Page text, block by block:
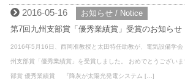
2016-05-16 お知らせ / Notice
第7回九州支部賞「優秀業績賞」受賞のお知らせ
2016年5月16日、西岡准教授と太田特任助教が、電気設備学
州支部賞「優秀業績賞」を受賞しました。 おめでとうござい
部賞 優秀業績賞 『降灰が太陽光発電システム […]